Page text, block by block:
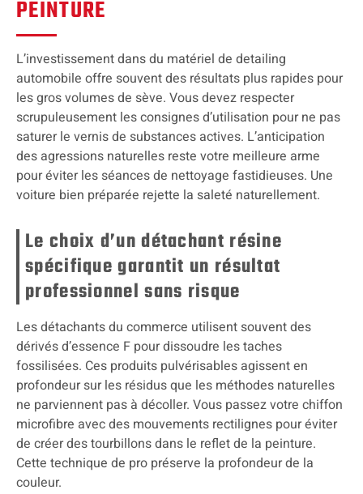
PEINTURE
L’investissement dans du matériel de detailing
automobile offre souvent des résultats plus rapides pour
les gros volumes de sève. Vous devez respecter
scrupuleusement les consignes d’utilisation pour ne pas
saturer le vernis de substances actives. L’anticipation
des agressions naturelles reste votre meilleure arme
pour éviter les séances de nettoyage fastidieuses. Une
voiture bien préparée rejette la saleté naturellement.
Le choix d’un détachant résine
spécifique garantit un résultat
professionnel sans risque
Les détachants du commerce utilisent souvent des
dérivés d’essence F pour dissoudre les taches
fossilisées. Ces produits pulvérisables agissent en
profondeur sur les résidus que les méthodes naturelles
ne parviennent pas à décoller. Vous passez votre chiffon
microfibre avec des mouvements rectilignes pour éviter
de créer des tourbillons dans le reflet de la peinture.
Cette technique de pro préserve la profondeur de la
couleur.